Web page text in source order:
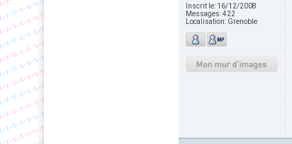
Inscrit le: 16/12/2008
Messages:422
Localisation: Grenoble